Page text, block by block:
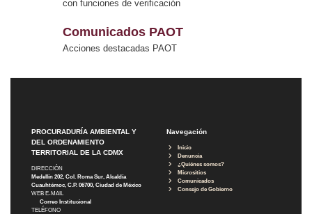
con funciones de verificación
Comunicados PAOT
Acciones destacadas PAOT
PROCURADURÍA AMBIENTAL Y
DEL ORDENAMIENTO
TERRITORIAL DE LA CDMX
DIRECCIÓN
Medellín 202, Col. Roma Sur, Alcaldía
Cuauhtémoc, C.P. 06700, Ciudad de México
WEB E-MAIL
Correo Institucional
TELÉFONO
Navegación
Inicio
Denuncia
¿Quiénes somos?
Micrositios
Comunicados
Consejo de Gobierno